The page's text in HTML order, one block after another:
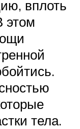
вплоть
этом
тела.